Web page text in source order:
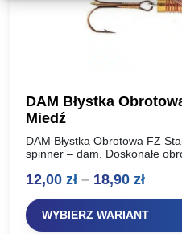
DAM Błystka
Miedź
DAM Błystka Obrotowa FZ
spinner – dam. Doskonałe
pracują w wodzie, skuteczne
12,00 zł – 18,90 złZakres
cen:
od
WYBIERZ WARIANT